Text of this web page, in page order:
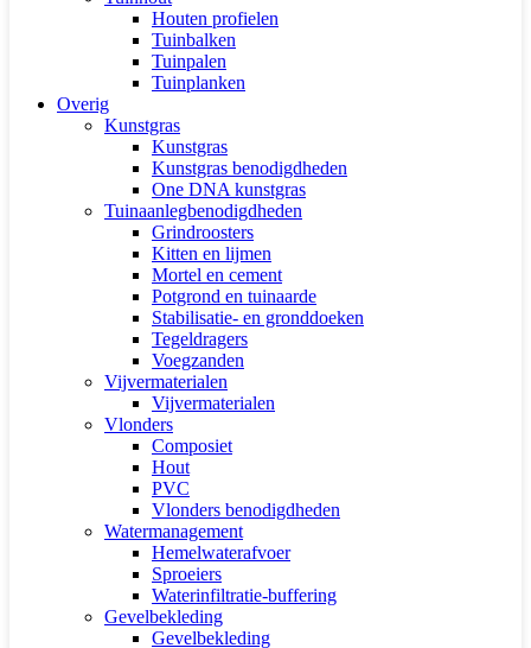
Houten profielen
Tuinbalken
Tuinpalen
Tuinplanken
Overig
Kunstgras
Kunstgras
Kunstgras benodigdheden
One DNA kunstgras
Tuinaanlegbenodigdheden
Grindroosters
Kitten en lijmen
Mortel en cement
Potgrond en tuinaarde
Stabilisatie- en gronddoeken
Tegeldragers
Voegzanden
Vijvermaterialen
Vijvermaterialen
Vlonders
Composiet
Hout
PVC
Vlonders benodigdheden
Watermanagement
Hemelwaterafvoer
Sproeiers
Waterinfiltratie-buffering
Gevelbekleding
Gevelbekleding